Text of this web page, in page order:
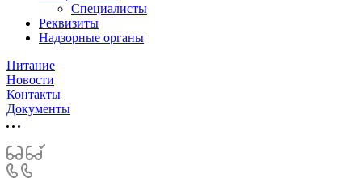
Специалисты
Реквизиты
Надзорные органы
Питание
Новости
Контакты
Документы